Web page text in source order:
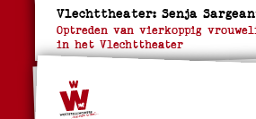
Vlechttheater: Senja
Optreden van vierkoppig
in het Vlechttheater